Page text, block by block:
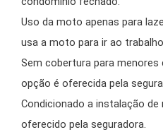
Uso da moto apenas para
usa a moto para ir ao
Sem cobertura para
opção é oferecida pela
Condicionado a instalação de
oferecido pela seguradora.